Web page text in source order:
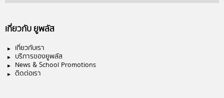
เกี่ยวกับ ยูพลัส
เกี่ยวกับเรา
บริการของยูพลัส
News & School Promotions
ติดต่อเรา